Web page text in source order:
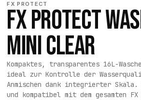
FX PROTECT
FX PROTECT
MINI CLEAR
Kompaktes, transparentes 16L-
ideal zur Kontrolle der
Anmischen dank integrierter
und kompatibel mit dem gesamten FX